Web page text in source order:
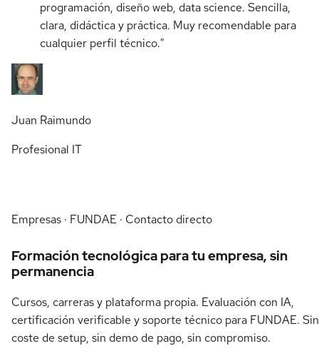
programación, diseño web, data science. Sencilla,
clara, didáctica y práctica. Muy recomendable para
cualquier perfil técnico."
Juan Raimundo
Profesional IT
Empresas · FUNDAE · Contacto directo
Formación tecnológica para tu empresa, sin
permanencia
Cursos, carreras y plataforma propia. Evaluación con IA,
certificación verificable y soporte técnico para FUNDAE. Sin
coste de setup, sin demo de pago, sin compromiso.